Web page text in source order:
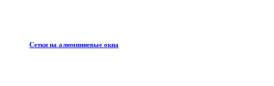
Сетки на алюминиевые окна